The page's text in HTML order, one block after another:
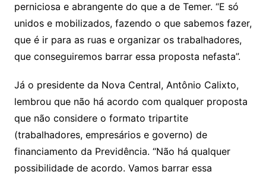
perniciosa e abrangente do que a de Temer. “E só
unidos e mobilizados, fazendo o que sabemos fazer,
que é ir para as ruas e organizar os trabalhadores,
que conseguiremos barrar essa proposta nefasta”.
Já o presidente da Nova Central, Antônio Calixto,
lembrou que não há acordo com qualquer proposta
que não considere o formato tripartite
(trabalhadores, empresários e governo) de
financiamento da Previdência. “Não há qualquer
possibilidade de acordo. Vamos barrar essa